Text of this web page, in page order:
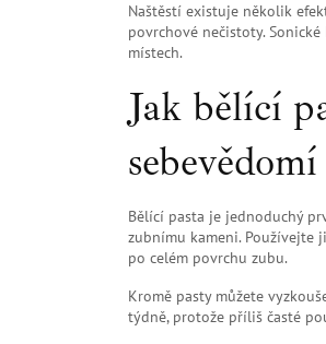
Naštěstí existuje několik
povrchové nečistoty.
místech.
Jak bělící
sebevědomí
Bělící pasta je jednoduchý
zubnímu kameni. Používejte
po celém povrchu zubu.
Kromě pasty můžete
týdně, protože příliš časté